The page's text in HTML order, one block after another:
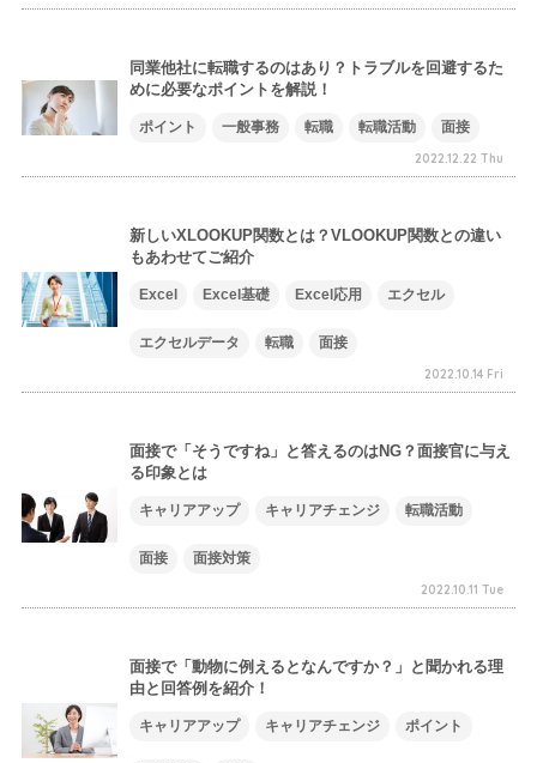
同業他社に転職するのはあり？トラブルを回避するた
めに必要なポイントを解説！
ポイント 一般事務 転職 転職活動 面接
2022.12.22 Thu
新しいXLOOKUP関数とは？VLOOKUP関数との違い
もあわせてご紹介
Excel Excel基礎 Excel応用 エクセル
エクセルデータ 転職 面接
2022.10.14 Fri
面接で「そうですね」と答えるのはNG？面接官に与え
る印象とは
キャリアアップ キャリアチェンジ 転職活動
面接 面接対策
2022.10.11 Tue
面接で「動物に例えるとなんですか？」と聞かれる理
由と回答例を紹介！
キャリアアップ キャリアチェンジ ポイント